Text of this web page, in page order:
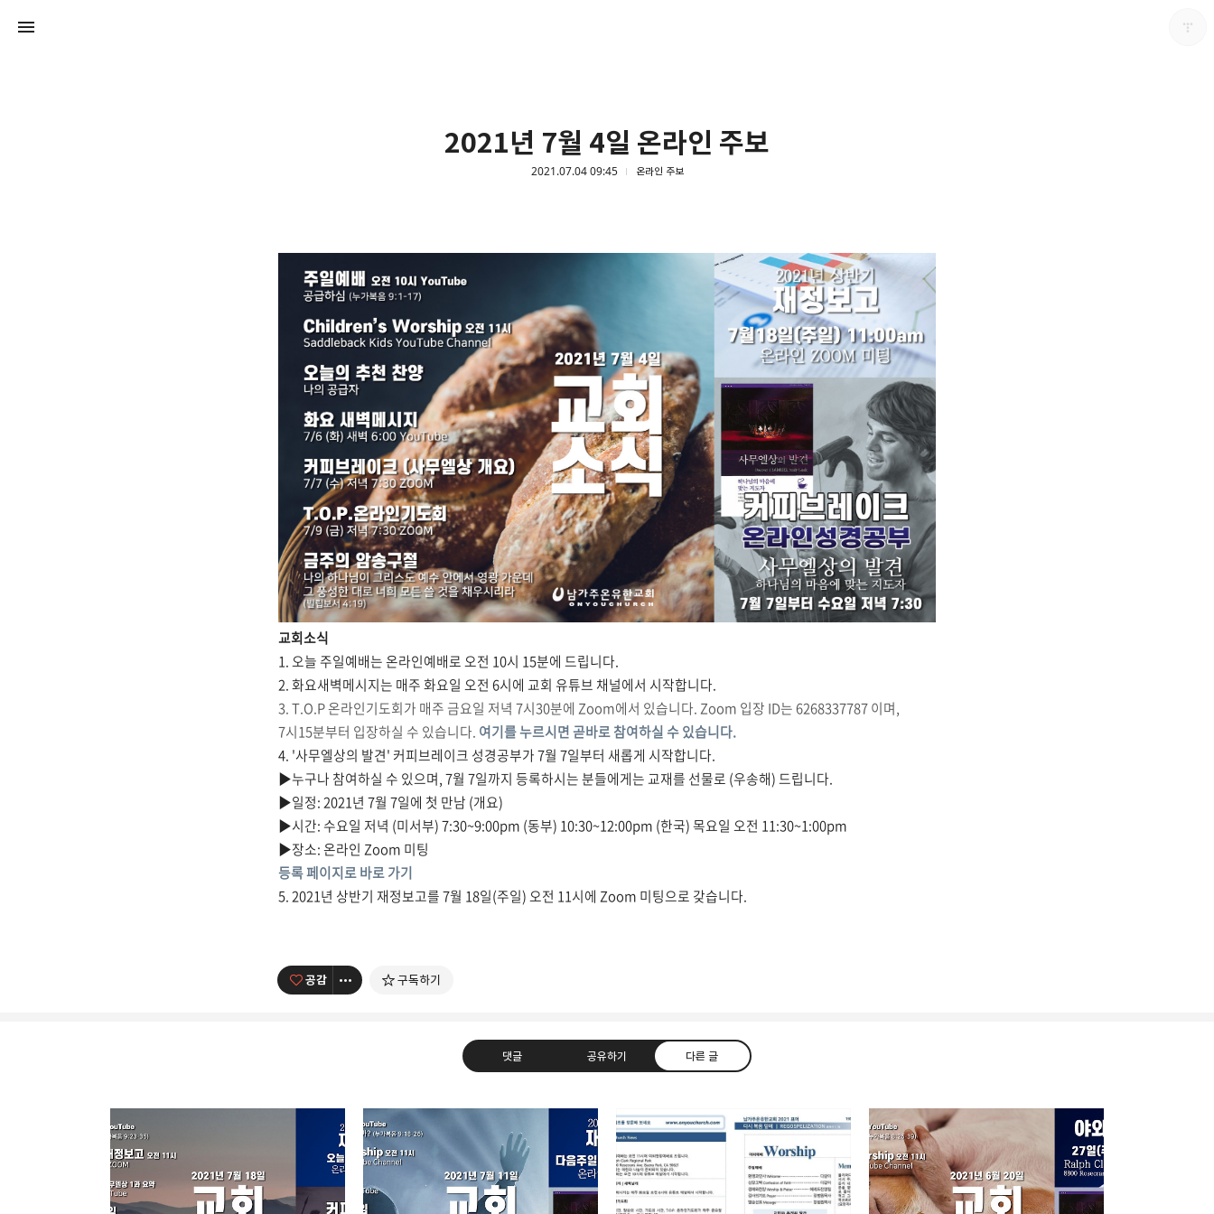
2021년 7월 4일 온라인 주보
2021.07.04 09:45 온라인 주보
교회소식
1. 오늘 주일예배는 온라인예배로 오전 10시 15분에 드립니다.
2. 화요새벽메시지는 매주 화요일 오전 6시에 교회 유튜브 채널에서 시작합니다.
3. T.O.P 온라인기도회가 매주 금요일 저녁 7시30분에 Zoom에서 있습니다. Zoom 입장 ID는 6268337787 이며,
7시15분부터 입장하실 수 있습니다. 여기를 누르시면 곧바로 참여하실 수 있습니다.
4. '사무엘상의 발견' 커피브레이크 성경공부가 7월 7일부터 새롭게 시작합니다.
▶누구나 참여하실 수 있으며, 7월 7일까지 등록하시는 분들에게는 교재를 선물로 (우송해) 드립니다.
▶일정: 2021년 7월 7일에 첫 만남 (개요)
▶시간: 수요일 저녁 (미서부) 7:30~9:00pm (동부) 10:30~12:00pm (한국) 목요일 오전 11:30~1:00pm
▶장소: 온라인 Zoom 미팅
등록 페이지로 바로 가기
5. 2021년 상반기 재정보고를 7월 18일(주일) 오전 11시에 Zoom 미팅으로 갖습니다.
공감 구독하기
댓글 공유하기 다른 글
남가주온유한교회
세상을 향해 파송받은 선교적 공동체
카카오톡 카카오스토리 밴드